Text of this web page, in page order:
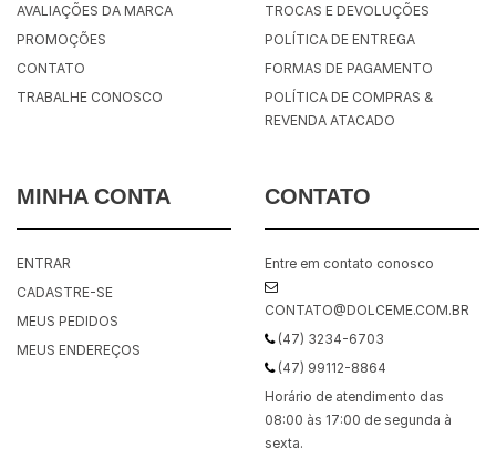
AVALIAÇÕES DA MARCA
PROMOÇÕES
CONTATO
TRABALHE CONOSCO
TROCAS E DEVOLUÇÕES
POLÍTICA DE ENTREGA
FORMAS DE PAGAMENTO
POLÍTICA DE COMPRAS &
REVENDA ATACADO
MINHA CONTA
ENTRAR
CADASTRE-SE
MEUS PEDIDOS
MEUS ENDEREÇOS
CONTATO
Entre em contato conosco
CONTATO@DOLCEME.COM.BR
(47) 3234-6703
(47) 99112-8864
Horário de atendimento das
08:00 às 17:00 de segunda à
sexta.